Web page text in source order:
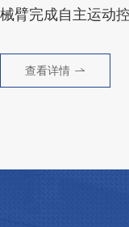
械臂完成自主运动
查看详情